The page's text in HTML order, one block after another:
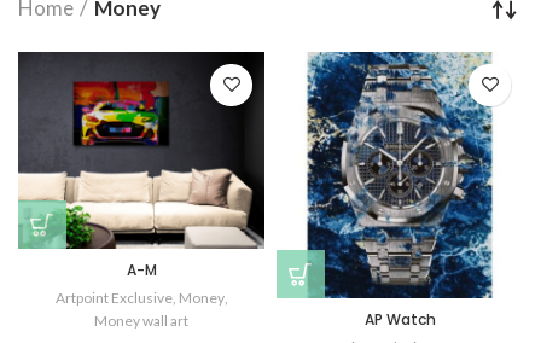
Home Money
A-M
Artpoint Exclusive, Money,
Money wall art
AP Watch